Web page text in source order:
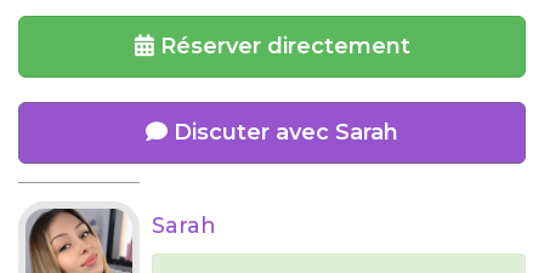
Réserver directement
Discuter avec Sarah
Sarah